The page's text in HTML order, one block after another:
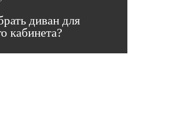
диван для
кабинета?